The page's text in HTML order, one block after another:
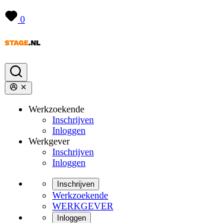
0
Werkzoekende
Inschrijven
Inloggen
Werkgever
Inschrijven
Inloggen
Inschrijven
Werkzoekende
WERKGEVER
Inloggen